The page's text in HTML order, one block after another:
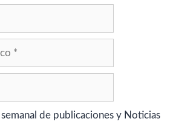
de publicaciones y Noticias